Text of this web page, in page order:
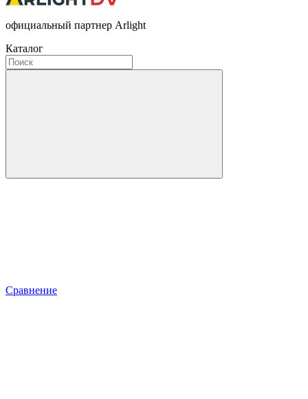
официальный партнер Arlight
Каталог
Сравнение